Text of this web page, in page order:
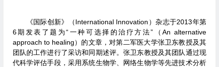
《国际创新》（International Innovation）杂志于2013年第
6期发表了题为“一种可选择的治疗方法”（An alternative
approach to healing）的文章，对第二军医大学张卫东教授及其
团队的工作进行了采访和同期述评。张卫东教授及其团队通过现
代科学评估手段，采用系统生物学、网络生物学等先进技术分析